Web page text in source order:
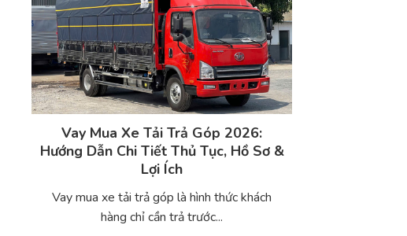
Vay Mua Xe Tải Trả Góp 2026:
Hướng Dẫn Chi Tiết Thủ Tục, Hồ Sơ &
Lợi Ích
Vay mua xe tải trả góp là hình thức khách
hàng chỉ cần trả trước...